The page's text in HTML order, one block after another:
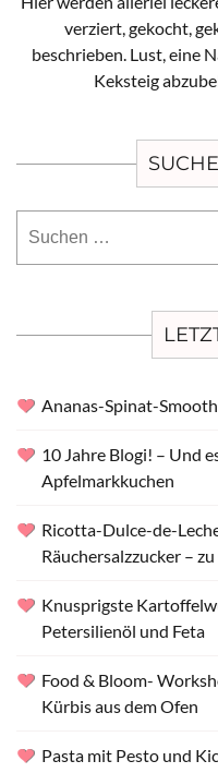
verziert, gekocht,
beschrieben. Lust, eine
Keksteig
Ananas-Spinat-
10 Jahre Blogi! – Und
Apfelmarkkuchen
Ricotta-Dulce-de-
Räuchersalzzucker –
Knusprigste
Petersilienöl und Feta
Food & Bloom-
Kürbis aus dem Ofen
Pasta mit Pesto und